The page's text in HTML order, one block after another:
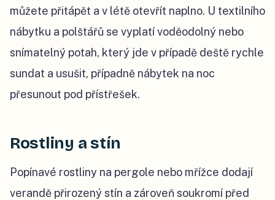
můžete přitápět a v létě otevřít naplno. U textilního
nábytku a polštářů se vyplatí voděodolný nebo
snímatelný potah, který jde v případě deště rychle
sundat a usušit, případně nábytek na noc
přesunout pod přístřešek.
Rostliny a stín
Popínavé rostliny na pergole nebo mřížce dodají
verandě přirozený stín a zároveň soukromí před